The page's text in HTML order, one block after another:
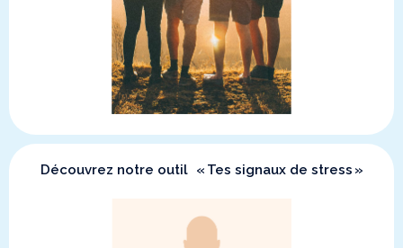
Découvrez notre outil ​« Tes signaux de stress »